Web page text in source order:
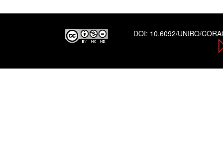
DOI: 10.6092/UNIBO/